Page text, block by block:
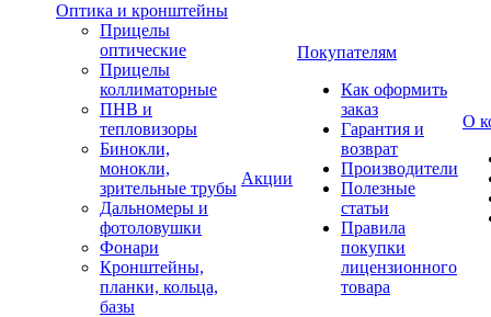
Оптика и кронштейны
Прицелы
оптические
Прицелы
коллиматорные
ПНВ и
тепловизоры
Бинокли,
монокли,
зрительные трубы
Дальномеры и
фотоловушки
Фонари
Кронштейны,
планки, кольца,
базы
Акции
Покупателям
Как оформить
заказ
Гарантия и
возврат
Производители
Полезные
статьи
Правила
покупки
лицензионного
товара
О